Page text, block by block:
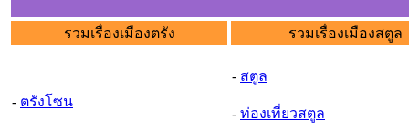
รวมเรื่องเมืองตรัง รวมเรื่องเมืองสตูล
- ตรังโซน
- สตูล
- ท่องเที่ยวสตูล